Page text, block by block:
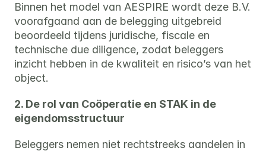
Binnen het model van AESPIRE wordt deze B.V.
voorafgaand aan de belegging uitgebreid
beoordeeld tijdens juridische, fiscale en
technische due diligence, zodat beleggers
inzicht hebben in de kwaliteit en risico’s van het
object.
2. De rol van Coöperatie en STAK in de
eigendomsstructuur
Beleggers nemen niet rechtstreeks aandelen in